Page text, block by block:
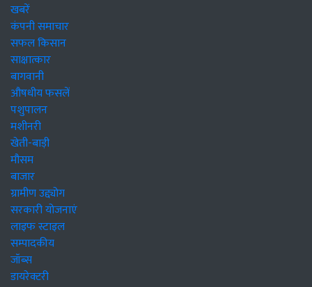
खबरें
कंपनी समाचार
सफल किसान
साक्षात्कार
बागवानी
औषधीय फसलें
पशुपालन
मशीनरी
खेती-बाड़ी
मौसम
बाजार
ग्रामीण उद्द्योग
सरकारी योजनाएं
लाइफ स्टाइल
सम्पादकीय
जॉब्स
डायरेक्टरी